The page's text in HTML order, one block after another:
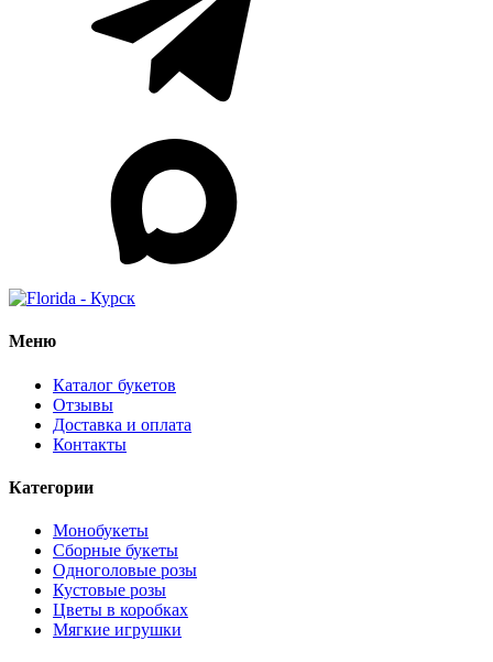
Меню
Каталог букетов
Отзывы
Доставка и оплата
Контакты
Категории
Монобукеты
Сборные букеты
Одноголовые розы
Кустовые розы
Цветы в коробках
Мягкие игрушки